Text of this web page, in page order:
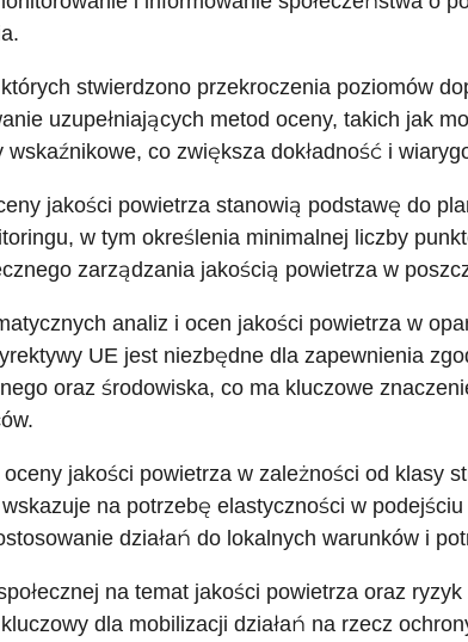
stwierdzono przekroczenia poziomów
uzupełniających metod oceny, takich jak
co zwiększa dokładność i
jakości powietrza stanowią podstawę do
w tym określenia minimalnej liczby
zarządzania jakością powietrza w
analiz i ocen jakości powietrza w
UE jest niezbędne dla zapewnienia
oraz środowiska, co ma kluczowe
jakości powietrza w zależności od klasy
na potrzebę elastyczności w
działań do lokalnych warunków i
na temat jakości powietrza oraz
dla mobilizacji działań na rzecz